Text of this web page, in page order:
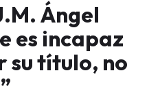
Ángel
es incapaz
su título, no